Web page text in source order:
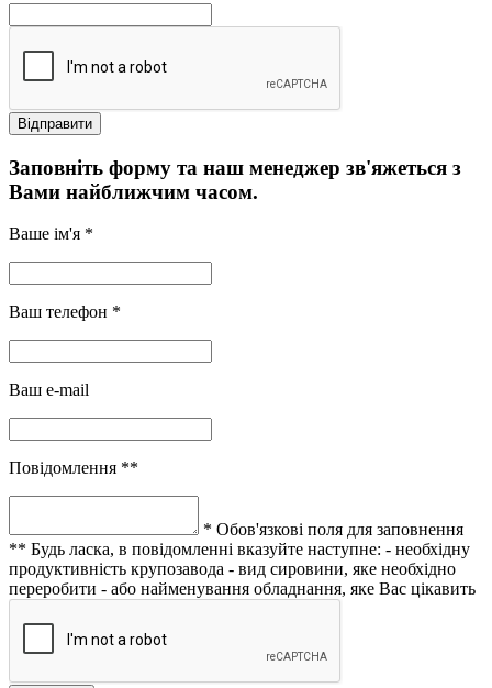
Заповніть форму та наш менеджер зв'яжеться з
Вами найближчим часом.
Ваше ім'я *
Ваш телефон *
Ваш e-mail
Повідомлення **
* Обов'язкові поля для заповнення
** Будь ласка, в повідомленні вказуйте наступне: - необхідну
продуктивність крупозавода - вид сировини, яке необхідно
переробити - або найменування обладнання, яке Вас цікавить